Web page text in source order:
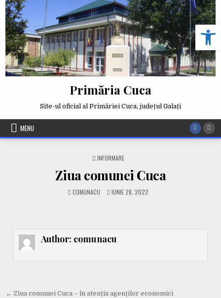
Primăria Cuca
Site-ul oficial al Primăriei Cuca, județul Galați
MENU
INFORMARE
Ziua comunei Cuca
COMUNACU IUNIE 28, 2022
Author: comunacu
← Ziua comunei Cuca – în atenția agenților economici